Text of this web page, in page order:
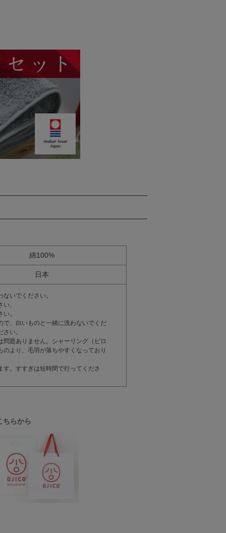
綿100%
日本
いでください。
。
。
、白いものと一緒に洗わないでくだ
い。
題ありません。シャーリング（ビロ
より、毛羽が落ちやすくなっており
。すすぎは短時間で行ってくださ
ちらから